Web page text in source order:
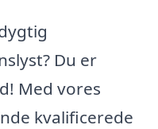
Du er
Med vores
kvalificerede